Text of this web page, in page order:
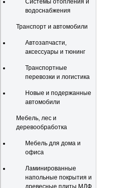
Системы отопления и
водоснабжения
Транспорт и автомобили
Автозапчасти,
аксессуары и тюнинг
Транспортные
перевозки и логистика
Новые и подержанные
автомобили
Мебель, лес и
деревообработка
Мебель для дома и
офиса
Ламинированные
напольные покрытия и
древесные плиты МДФ,